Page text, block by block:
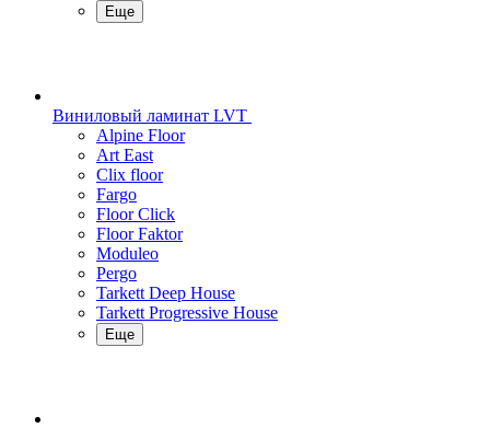
Еще
Виниловый ламинат LVT
Alpine Floor
Art East
Clix floor
Fargo
Floor Click
Floor Faktor
Moduleo
Pergo
Tarkett Deep House
Tarkett Progressive House
Еще